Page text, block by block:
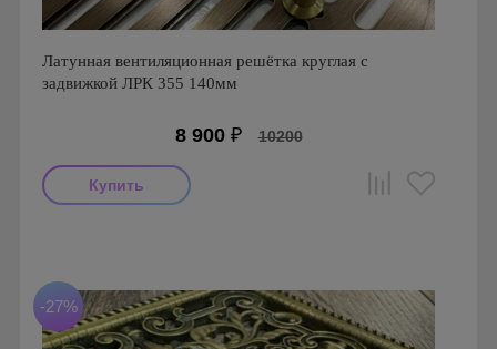
Латунная вентиляционная решётка круглая с
задвижкой ЛРК 355 140мм
8 900₽ 10200
-27%